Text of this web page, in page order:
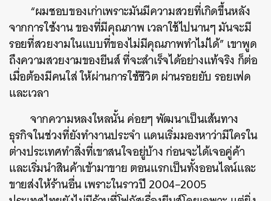
“ผมชอบของเก่าเพราะมันมีความสวยที่เกิดขึ้นหลัง
จากการใช้งาน ของที่มีคุณภาพ เวลาใช้ไปนานๆ มันจะมี
รอยที่สวยงามในแบบที่ของไม่มีคุณภาพทำไม่ได้” เขาพูด
ถึงความสวยงามของยีนส์ ที่จะสำเร็จได้อย่างแท้จริง ก็ต่อ
เมื่อต้องมีคนใส่ ให้ผ่านการใช้ชีวิต ผ่านรอยยับ รอยเฟด
และเวลา
จากความหลงใหลนั้น ค่อยๆ พัฒนาเป็นเส้นทาง
ธุรกิจในช่วงที่ยังทำงานประจำ แดนเริ่มมองหาว่ามีใครใน
ต่างประเทศทำสิ่งที่เขาสนใจอยู่บ้าง ก่อนจะได้เจอคู่ค้า
และเริ่มนำสินค้าเข้ามาขาย ตอนแรกเป็นทั้งออนไลน์และ
ขายส่งให้ร้านอื่น เพราะในราวปี 2004–2005